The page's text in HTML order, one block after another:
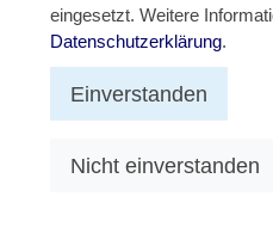
eingesetzt. Weitere
Datenschutzerklärung.
Einverstanden
Nicht einverstanden